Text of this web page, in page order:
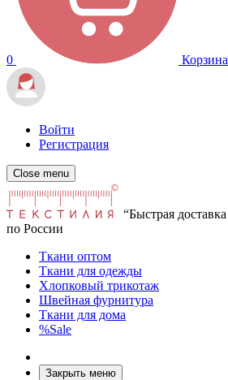
0 Корзина
Войти
Регистрация
Close menu
“Быстрая доставка
по России
Ткани оптом
Ткани для одежды
Хлопковый трикотаж
Швейная фурнитура
Ткани для дома
%Sale
Закрыть меню